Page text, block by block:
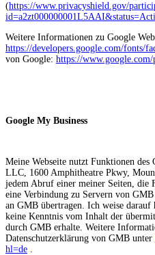
(https://www.privacyshield.gov/
Weitere Informationen zu Google
https://developers.google.com/fonts/
von Google: https://
Google My Business
Meine Webseite nutzt Funktionen
LLC, 1600 Amphitheatre Pkwy,
jedem Abruf einer meiner Seiten,
eine Verbindung zu Servern von
an GMB übertragen. Ich weise darauf
keine Kenntnis vom Inhalt der
durch GMB erhalte. Weitere
Datenschutzerklärung von GMB unter
hl=de